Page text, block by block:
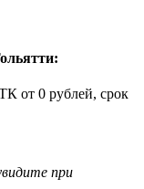
от 0 рублей, срок
при